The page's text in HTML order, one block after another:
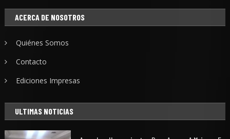
ACERCA DE NOSOTROS
Quiénes Somos
Contacto
Ediciones Impresas
ULTIMAS NOTICIAS